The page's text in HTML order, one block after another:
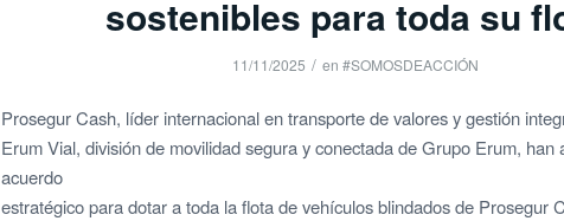
sostenibles para toda su
11/11/2025 / en #SOMOSDEACCIÓN
Prosegur Cash, líder internacional en transporte de valores y gestión
Erum Vial, división de movilidad segura y conectada de Grupo Erum, han
acuerdo
estratégico para dotar a toda la flota de vehículos blindados de Prosegur